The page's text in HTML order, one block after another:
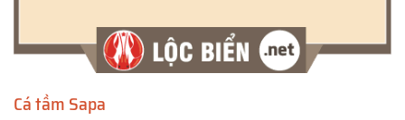
Cá tầm Sapa